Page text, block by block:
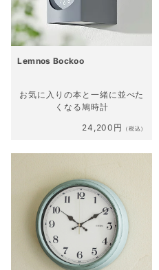
Lemnos Bockoo
お気に入りの本と一緒に 並べた
くなる鳩時計
24,200円
（税込）